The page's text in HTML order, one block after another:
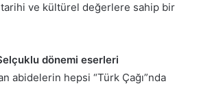
ve kültürel değerlere sahip bir
dönemi eserleri
abidelerin hepsi “Türk Çağı”nda